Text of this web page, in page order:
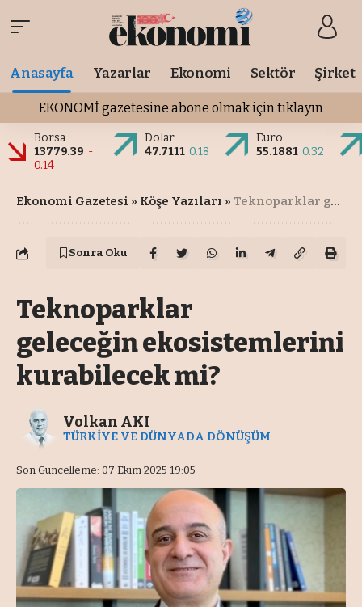
Anasayfa Yazarlar Ekonomi Sektör Şirket
EKONOMİ gazetesine abone olmak için tıklayın
Borsa
13779.39 -
0.14
Dolar
47.7111 0.18
Euro
55.1881 0.32
Ekonomi Gazetesi » Köşe Yazıları » Teknoparklar geleceğin ekosistemlerini kurabilecek mi?
Sonra Oku
Teknoparklar
geleceğin ekosistemlerini
kurabilecek mi?
Son Güncelleme: 07 Ekim 2025 19:05
Volkan AKI
TÜRKİYE VE DÜNYADA DÖNÜŞÜM